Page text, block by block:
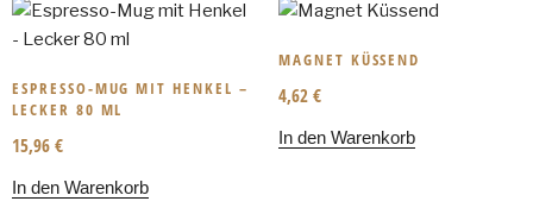
ESPRESSO-MUG MIT HENKEL –
LECKER 80 ML
15,96 €
In den Warenkorb
MAGNET KÜSSEND
4,62 €
In den Warenkorb